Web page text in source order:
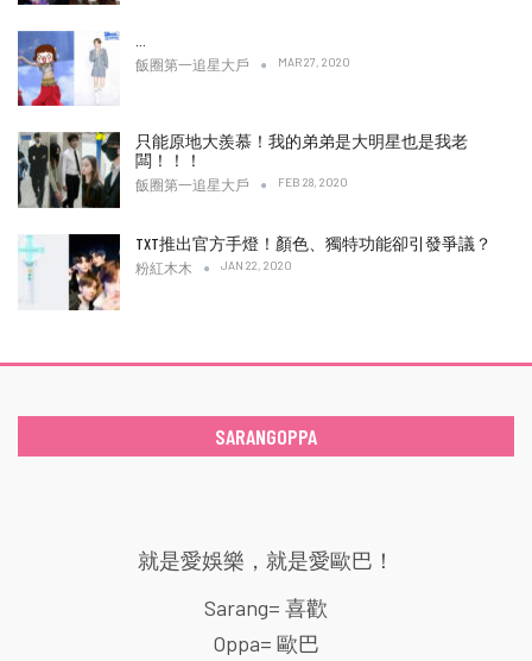
飯圈第一追星大戶 MAR 27, 2020
只能原地大羨慕！我的弟弟是大明星也是我老
闆！！！
飯圈第一追星大戶 FEB 28, 2020
TXT推出官方手燈！顏色、獨特功能卻引發爭議？
粉紅木木 JAN 22, 2020
SARANGOPPA
就是愛娛樂，就是愛歐巴！
Sarang= 喜歡
Oppa= 歐巴